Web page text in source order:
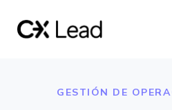
GESTIÓN DE